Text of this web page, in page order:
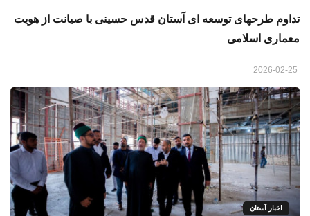
تداوم طرحهای توسعه ‌ای آستان قدس حسینی با صیانت از هویت
معماری اسلامی
اخبار آستان